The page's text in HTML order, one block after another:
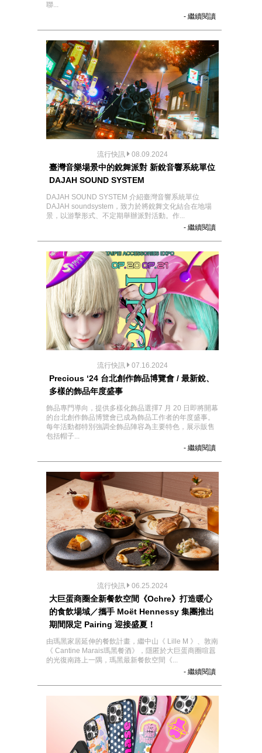
聯...
- 繼續閱讀
流行快訊 08.09.2024
臺灣音樂場景中的銳舞派對 新銳音響系統單位
DAJAH SOUND SYSTEM
DAJAH SOUND SYSTEM 介紹臺灣音響系統單位
DAJAH soundsystem，致力於將銳舞文化結合在地場
景，以游擊形式、不定期舉辦派對活動。作...
- 繼續閱讀
流行快訊 07.16.2024
Precious ‘24 台北創作飾品博覽會 / 最新銳、
多樣的飾品年度盛事
飾品專門導向，提供多樣化飾品選擇7 月 20 日即將開幕
的台北創作飾品博覽會已成為飾品工作者的年度盛事。
每年活動都特別強調全飾品陣容為主要特色，展示販售
包括帽子...
- 繼續閱讀
流行快訊 06.25.2024
大巨蛋商圈全新餐飲空間《Ochre》打造暖心
的食飲場域／攜手 Moët Hennessy 集團推出
期間限定 Pairing 迎接盛夏！
由瑪⿊家居延伸的餐飲計畫，繼中⼭《 Lille M 》、敦南
《 Cantine Marais瑪⿊餐酒》，隱匿於⼤巨蛋商圈喧囂
的光復南路上⼀隅，瑪⿊最新餐飲空間《...
- 繼續閱讀